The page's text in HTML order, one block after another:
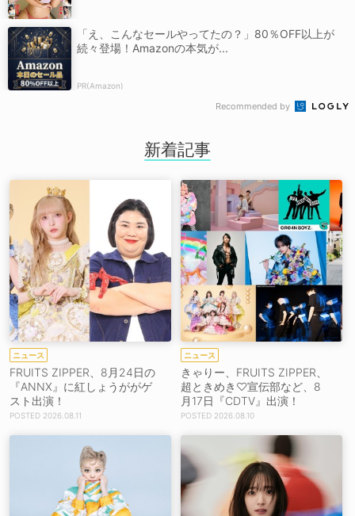
「え、こんなセールやってたの？」80％OFF以上が
続々登場！Amazonの本気が...
PR(Amazon)
Recommended by
新着記事
ニュース
FRUITS ZIPPER、8月24日の
『ANNX』に紅しょうががゲ
スト出演！
2026.08.11
ニュース
きゃりー、FRUITS ZIPPER、
超ときめき♡宣伝部など、8
月17日『CDTV』出演！
2026.08.10